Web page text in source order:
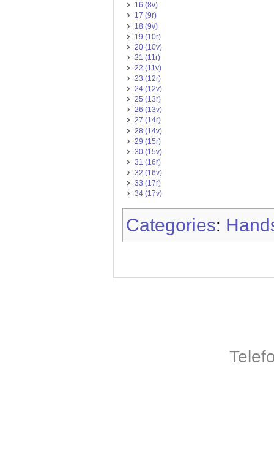
16 (8v)
17 (9r)
18 (9v)
19 (10r)
20 (10v)
21 (11r)
22 (11v)
23 (12r)
24 (12v)
25 (13r)
26 (13v)
27 (14r)
28 (14v)
29 (15r)
30 (15v)
31 (16r)
32 (16v)
33 (17r)
34 (17v)
Categories: